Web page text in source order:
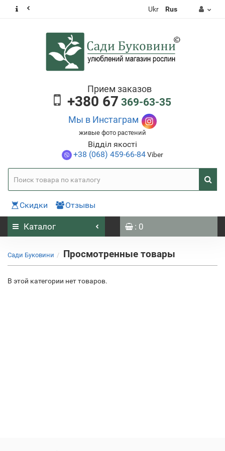
Ukr Rus
Прием заказов
+380 67 369-63-35
Мы в Инстаграм
живые фото растений
Відділ якості
+38 (068) 459-66-84Viber
Скидки Отзывы
Каталог : 0
Сади Буковини Просмотренные товары
В этой категории нет товаров.